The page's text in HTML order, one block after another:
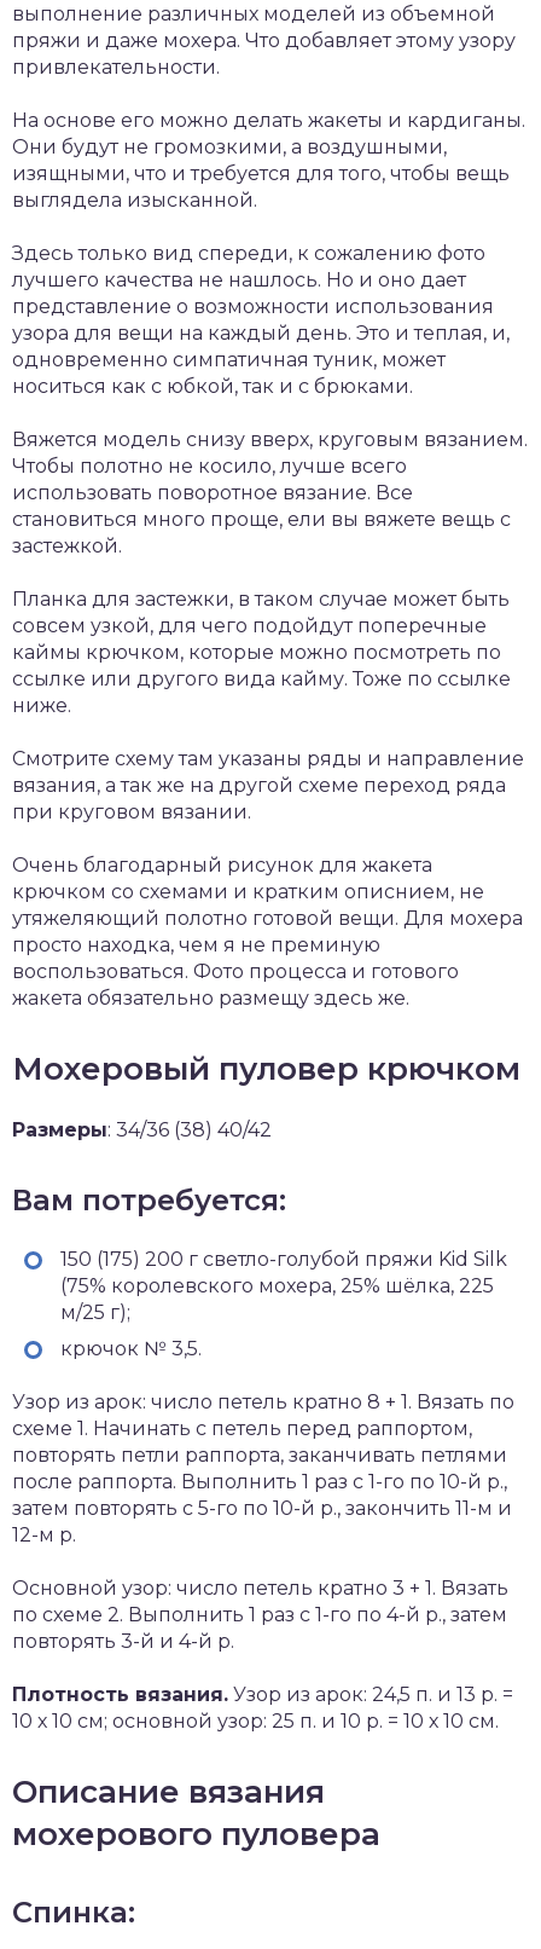
выполнение различных моделей из объемной
пряжи и даже мохера. Что добавляет этому узору
привлекательности.
На основе его можно делать жакеты и кардиганы.
Они будут не громозкими, а воздушными,
изящными, что и требуется для того, чтобы вещь
выглядела изысканной.
Здесь только вид спереди, к сожалению фото
лучшего качества не нашлось. Но и оно дает
представление о возможности использования
узора для вещи на каждый день. Это и теплая, и,
одновременно симпатичная туник, может
носиться как с юбкой, так и с брюками.
Вяжется модель снизу вверх, круговым вязанием.
Чтобы полотно не косило, лучше всего
использовать поворотное вязание. Все
становиться много проще, ели вы вяжете вещь с
застежкой.
Планка для застежки, в таком случае может быть
совсем узкой, для чего подойдут поперечные
каймы крючком, которые можно посмотреть по
ссылке или другого вида кайму. Тоже по ссылке
ниже.
Смотрите схему там указаны ряды и направление
вязания, а так же на другой схеме переход ряда
при круговом вязании.
Очень благодарный рисунок для жакета
крючком со схемами и кратким описнием, не
утяжеляющий полотно готовой вещи. Для мохера
просто находка, чем я не преминую
воспользоваться. Фото процесса и готового
жакета обязательно размещу здесь же.
Мохеровый пуловер крючком
Размеры: 34/36 (38) 40/42
Вам потребуется:
150 (175) 200 г светло-голубой пряжи Kid Silk
(75% королевского мохера, 25% шёлка, 225
м/25 г);
крючок № 3,5.
Узор из арок: число петель кратно 8 + 1. Вязать по
схеме 1. Начинать с петель перед раппортом,
повторять петли раппорта, заканчивать петлями
после раппорта. Выполнить 1 раз с 1-го по 10-й р.,
затем повторять с 5-го по 10-й р., закончить 11-м и
12-м р.
Основной узор: число петель кратно 3 + 1. Вязать
по схеме 2. Выполнить 1 раз с 1-го по 4-й р., затем
повторять 3-й и 4-й р.
Плотность вязания. Узор из арок: 24,5 п. и 13 р. =
10 х 10 см; основной узор: 25 п. и 10 р. = 10 х 10 см.
Описание вязания
мохерового пуловера
Спинка: